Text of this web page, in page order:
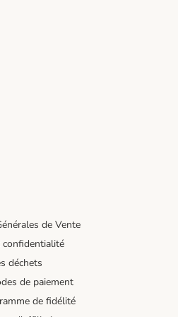
de Vente
confidentialité
déchets
de paiement
de fidélité